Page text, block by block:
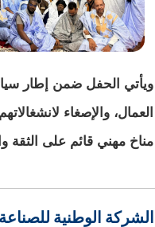
ويأتي الحفل ضمن إطار
العمال، والإصغاء
مناخ مهني قائم على الثقة
الشركة الوطنية